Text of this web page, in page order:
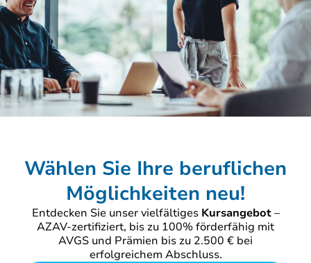
Wählen Sie Ihre beruflichen
Möglichkeiten neu!
Entdecken Sie unser vielfältiges Kursangebot–
AZAV-zertifiziert, bis zu 100% förderfähig mit
AVGS und Prämien bis zu 2.500 € bei
erfolgreichem Abschluss.